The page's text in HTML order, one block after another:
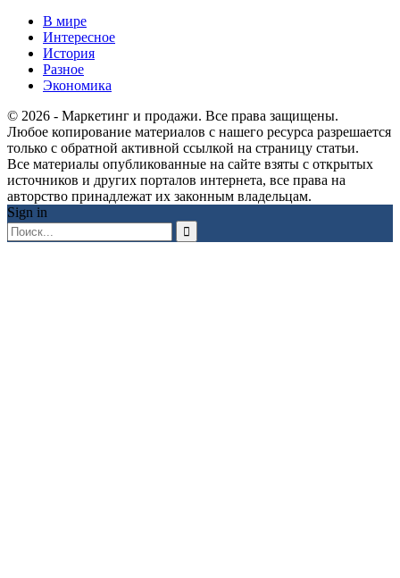
В мире
Интересное
История
Разное
Экономика
© 2026 - Маркетинг и продажи. Все права защищены.
Любое копирование материалов с нашего ресурса разрешается
только с обратной активной ссылкой на страницу статьи.
Все материалы опубликованные на сайте взяты с открытых
источников и других порталов интернета, все права на
авторство принадлежат их законным владельцам.
Sign in